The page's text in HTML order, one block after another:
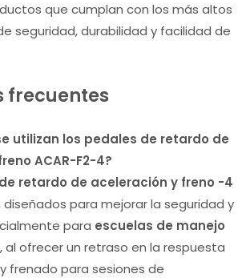
que cumplan con los más altos
seguridad, durabilidad y facilidad de
frecuentes
utilizan los pedales de retardo de
ACAR-F2-4?
retardo de aceleración y freno -4
para mejorar la seguridad y
para escuelas de manejo
, al ofrecer un retraso en la respuesta
frenado para sesiones de